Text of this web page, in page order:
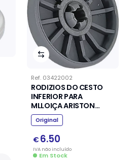
Ref. 03422002
RODIZIOS DO CESTO
INFERIOR PARA
MLLOIÇA ARISTON
INDESIT
Original
€ 6.50
IVA nãoincluído
Em Stock